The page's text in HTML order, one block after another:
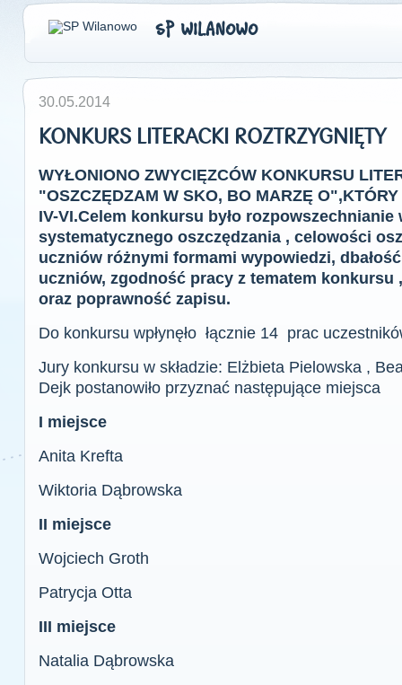
SP WILANOWO
30.05.2014
KONKURS LITERACKI ROZTRZYGNIĘTY
WYŁONIONO ZWYCIĘZCÓW KONKURSU
"OSZCZĘDZAM W SKO, BO MARZĘ
IV-VI.Celem konkursu było
systematycznego oszczędzania , celowości
uczniów różnymi formami wypowiedzi,
uczniów, zgodność pracy z tematem
oraz poprawność zapisu.
Do konkursu wpłynęło łącznie 14 prac
Jury konkursu w składzie: Elżbieta Pielowska ,
Dejk postanowiło przyznać następujące miejsca
I miejsce
Anita Krefta
Wiktoria Dąbrowska
II miejsce
Wojciech Groth
Patrycja Otta
III miejsce
Natalia Dąbrowska